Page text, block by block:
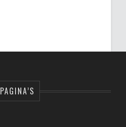
PAGINA’S